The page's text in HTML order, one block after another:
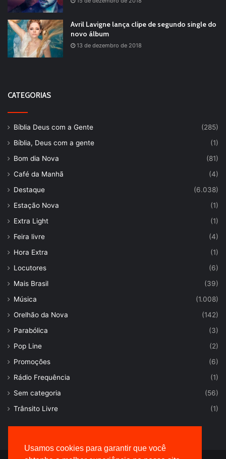
Usamos cookies para garantir que você
Avril Lavigne lança clipe de segundo single do
novo álbum
13 de dezembro de 2018
CATEGORIAS
Bíblia Deus com a Gente
(285)
Bíblia, Deus com a gente
(1)
Bom dia Nova
(81)
Café da Manhã
(4)
Destaque
(6.038)
Estação Nova
(1)
Extra Light
(1)
Feira livre
(4)
Hora Extra
(1)
Locutores
(6)
Mais Brasil
(39)
Música
(1.008)
Orelhão da Nova
(142)
Parabólica
(3)
Pop Line
(2)
Promoções
(6)
Rádio Frequência
(1)
Sem categoria
(56)
Trânsito Livre
(1)